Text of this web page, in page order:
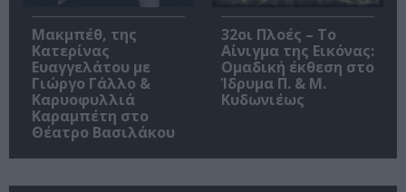
Μακμπέθ, της
Κατερίνας
Ευαγγελάτου με
Γιώργο Γάλλο &
Καρυοφυλλιά
Καραμπέτη στο
Θέατρο Βασιλάκου
32οι Πλοές – Το
Αίνιγμα της Εικόνας:
Ομαδική έκθεση στο
Ίδρυμα Π. & Μ.
Κυδωνιέως